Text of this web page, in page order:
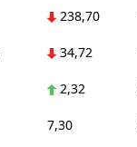
238,70
34,72
2,32
7,30